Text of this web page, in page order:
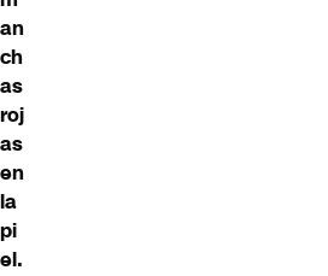
an
ch
as
roj
as
en
la
pi
el.